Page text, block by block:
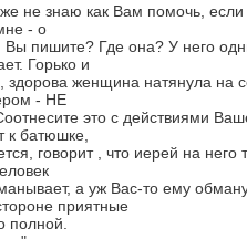
не знаю как Вам помочь, если
- о
пишите? Где она? У него
Горько и
женщина натянула на
- НЕ
это с действиями
к батюшке,
говорит , что иерей на
а уж Вас-то ему
приятные
полной.